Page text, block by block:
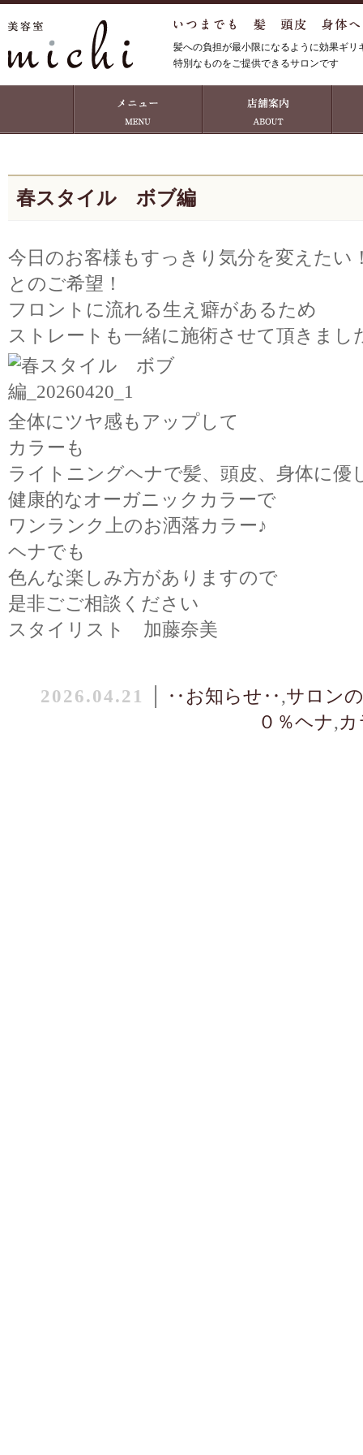
髪への負担が最小限になるように効果ギ
特別なものをご提供できるサロンです
春スタイル ボブ編
今日のお客様もすっきり気分を変えたい
とのご希望！
フロントに流れる生え癖があるため
ストレートも一緒に施術させて頂きまし
全体にツヤ感もアップして
カラーも
ライトニングヘナで髪、頭皮、身体に優
健康的なオーガニックカラーで
ワンランク上のお洒落カラー♪
ヘナでも
色んな楽しみ方がありますので
是非ごご相談ください
スタイリスト 加藤奈美
2026.04.21 ‥お知らせ‥ ,サロン
０％ヘナ,